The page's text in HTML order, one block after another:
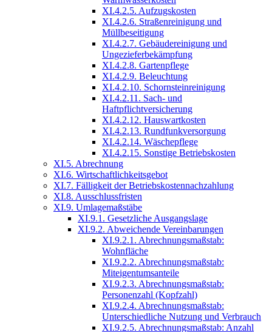
XI.4.2.5. Aufzugskosten
XI.4.2.6. Straßenreinigung und
Müllbeseitigung
XI.4.2.7. Gebäudereinigung und
Ungezieferbekämpfung
XI.4.2.8. Gartenpflege
XI.4.2.9. Beleuchtung
XI.4.2.10. Schornsteinreinigung
XI.4.2.11. Sach- und
Haftpflichtversicherung
XI.4.2.12. Hauswartkosten
XI.4.2.13. Rundfunkversorgung
XI.4.2.14. Wäschepflege
XI.4.2.15. Sonstige Betriebskosten
XI.5. Abrechnung
XI.6. Wirtschaftlichkeitsgebot
XI.7. Fälligkeit der Betriebskostennachzahlung
XI.8. Ausschlussfristen
XI.9. Umlagemaßstäbe
XI.9.1. Gesetzliche Ausgangslage
XI.9.2. Abweichende Vereinbarungen
XI.9.2.1. Abrechnungsmaßstab:
Wohnfläche
XI.9.2.2. Abrechnungsmaßstab:
Miteigentumsanteile
XI.9.2.3. Abrechnungsmaßstab:
Personenzahl (Kopfzahl)
XI.9.2.4. Abrechnungsmaßstab:
Unterschiedliche Nutzung und Verbrauch
XI.9.2.5. Abrechnungsmaßstab: Anzahl